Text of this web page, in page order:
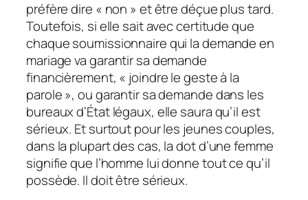
préfère dire « non » et être déçue plus tard.
Toutefois, si elle sait avec certitude que
chaque soumissionnaire qui la demande en
mariage va garantir sa demande
financièrement, « joindre le geste à la
parole », ou garantir sa demande dans les
bureaux d’État légaux, elle saura qu’il est
sérieux. Et surtout pour les jeunes couples,
dans la plupart des cas, la dot d’une femme
signifie que l’homme lui donne tout ce qu’il
possède. Il doit être sérieux.